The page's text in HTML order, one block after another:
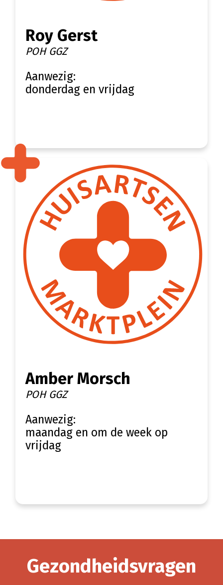
Roy Gerst
POH GGZ
Aanwezig:
donderdag en vrijdag
Amber Morsch
POH GGZ
Aanwezig:
maandag en om de week op
vrijdag
Gezondheidsvragen